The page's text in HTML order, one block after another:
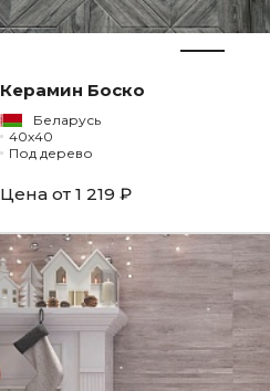
Керамин Боско
Беларусь
40x40
Под дерево
Цена от 1 219 ₽